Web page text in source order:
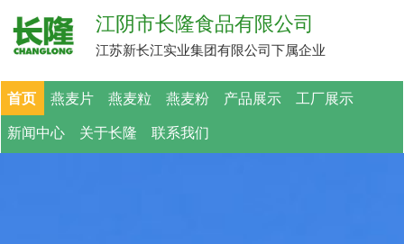
江阴市长隆食品有限公司
江苏新长江实业集团有限公司下属企业
首页 燕麦片 燕麦粒 燕麦粉 产品展示
工厂展示
新闻中心
关于长隆 联系我们